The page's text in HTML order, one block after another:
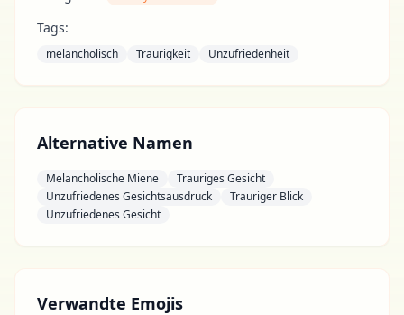
Tags:
melancholisch Traurigkeit Unzufriedenheit
Alternative Namen
Melancholische Miene
Trauriges Gesicht
Unzufriedenes Gesichtsausdruck
Trauriger Blick
Unzufriedenes Gesicht
Verwandte Emojis